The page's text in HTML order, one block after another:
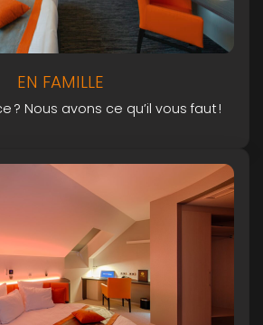
EN FAMILLE
? Nous avons ce qu’il vous faut !